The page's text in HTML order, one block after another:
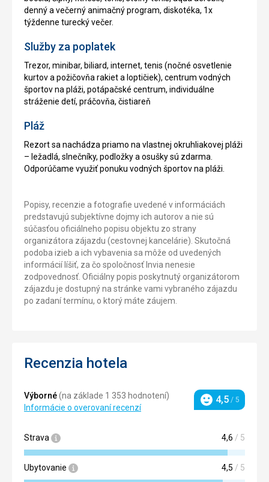
denný a večerný animačný program, diskotéka, 1x
týždenne turecký večer.
Služby za poplatek
Trezor, minibar, biliard, internet, tenis (nočné osvetlenie
kurtov a požičovňa rakiet a loptičiek), centrum vodných
športov na pláži, potápačské centrum, individuálne
stráženie detí, práčovňa, čistiareň
Pláž
Rezort sa nachádza priamo na vlastnej okruhliakovej pláži
– ležadlá, slnečníky, podložky a osušky sú zdarma.
Odporúčame využiť ponuku vodných športov na pláži.
Popisy, recenzie a fotografie uvedené v informáciách
predstavujú subjektívne dojmy ich autorov a nie sú
súčasťou oficiálneho popisu objektu zo strany
organizátora zájazdu (cestovnej kancelárie). Skutočná
podoba izieb a ich vybavenia sa môže od uvedených
informácií líšiť, za čo spoločnosť Invia nenesie
zodpovednosť. Oficiálny popis poskytnutý organizátorom
zájazdu je dostupný na stránke vami vybraného zájazdu
po zadaní termínu, o ktorý máte záujem.
Recenzia hotela
Výborné(na základe 1 353 hodnotení)
Informácie o overovaní recenzí
Hodnotenie
4,5 / 5
Strava 4,6 / 5
Ubytovanie 4,5 / 5